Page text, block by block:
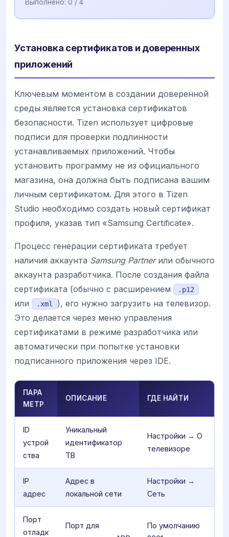
Выполнено: 0 / 4
Установка сертификатов и доверенных
приложений
Ключевым моментом в создании доверенной
среды является установка сертификатов
безопасности. Tizen использует цифровые
подписи для проверки подлинности
устанавливаемых приложений. Чтобы
установить программу не из официального
магазина, она должна быть подписана вашим
личным сертификатом. Для этого в Tizen
Studio необходимо создать новый сертификат
профиля, указав тип «Samsung Certificate».
Процесс генерации сертификата требует
наличия аккаунта Samsung Partnerили обычного
аккаунта разработчика. После создания файла
сертификата (обычно с расширением
.p12
или .xml
), его нужно загрузить на телевизор.
Это делается через меню управления
сертификатами в режиме разработчика или
автоматически при попытке установки
подписанного приложения через IDE.
ПАРА
МЕТР
ОПИСАНИЕ ГДЕ НАЙТИ
ID
устрой
ства
Уникальный
идентификатор
ТВ
Настройки → О
телевизоре
IP
адрес
Адрес в
локальной сети
Настройки →
Сеть
Порт
отладк
Порт для
По умолчанию